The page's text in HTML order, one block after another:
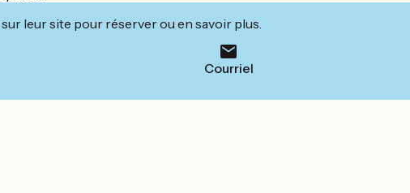
leur site pour réserver ou en savoir plus.
Courriel